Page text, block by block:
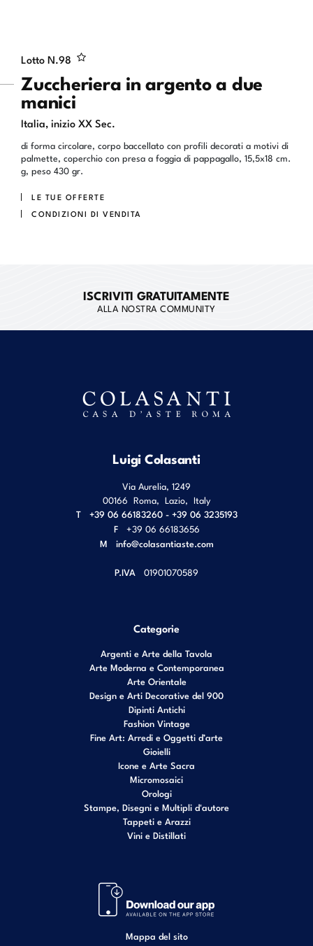
Lotto N.98
Zuccheriera in argento a due
manici
Italia, inizio XX Sec.
di forma circolare, corpo baccellato con profili decorati a motivi di
palmette, coperchio con presa a foggia di pappagallo, 15,5x18 cm.
g, peso 430 gr.
LE TUE OFFERTE
CONDIZIONI DI VENDITA
ISCRIVITI GRATUITAMENTE
ALLA NOSTRA COMMUNITY
Luigi Colasanti
Via Aurelia, 1249
00166 Roma Lazio Italy
T
+39 06 66183260 - +39 06 3235193
F
+39 06 66183656
M info@colasantiaste.com
P.IVA 01901070589
Categorie
Argenti e Arte della Tavola
Arte Moderna e Contemporanea
Arte Orientale
Design e Arti Decorative del 900
Dipinti Antichi
Fashion Vintage
Fine Art: Arredi e Oggetti d’arte
Gioielli
Icone e Arte Sacra
Micromosaici
Orologi
Stampe, Disegni e Multipli d'autore
Tappeti e Arazzi
Vini e Distillati
Mappa del sito